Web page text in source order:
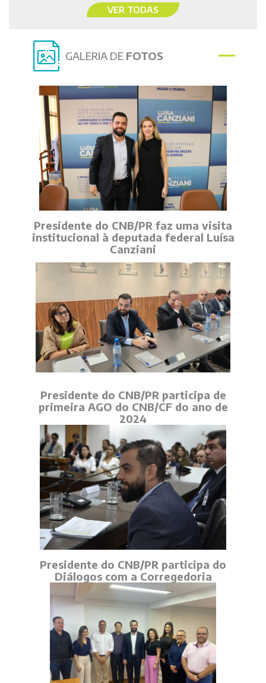
VER TODAS
GALERIA DE FOTOS
Presidente do CNB/PR faz uma visita
institucional à deputada federal Luísa
Canziani
Presidente do CNB/PR participa de
primeira AGO do CNB/CF do ano de
2024
Presidente do CNB/PR participa do
Diálogos com a Corregedoria